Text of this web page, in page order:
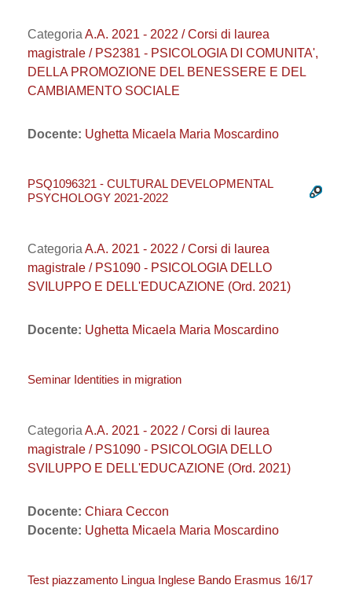
Categoria A.A. 2021 - 2022 / Corsi di laurea
magistrale / PS2381 - PSICOLOGIA DI COMUNITA',
DELLA PROMOZIONE DEL BENESSERE E DEL
CAMBIAMENTO SOCIALE
Docente: Ughetta Micaela Maria Moscardino
PSQ1096321 - CULTURAL DEVELOPMENTAL
PSYCHOLOGY 2021-2022
Categoria A.A. 2021 - 2022 / Corsi di laurea
magistrale / PS1090 - PSICOLOGIA DELLO
SVILUPPO E DELL'EDUCAZIONE (Ord. 2021)
Docente: Ughetta Micaela Maria Moscardino
Seminar Identities in migration
Categoria A.A. 2021 - 2022 / Corsi di laurea
magistrale / PS1090 - PSICOLOGIA DELLO
SVILUPPO E DELL'EDUCAZIONE (Ord. 2021)
Docente: Chiara Ceccon
Docente: Ughetta Micaela Maria Moscardino
Test piazzamento Lingua Inglese Bando Erasmus 16/17